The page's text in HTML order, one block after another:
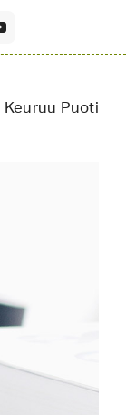
Keuruu Puoti